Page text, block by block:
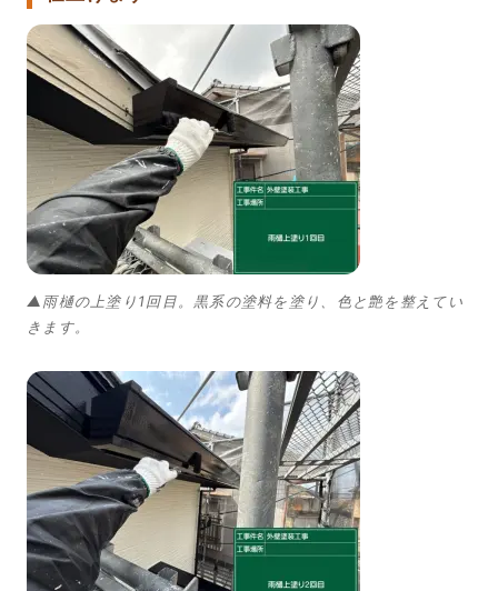
▲雨樋の上塗り1回目。黒系の塗料を塗り、色と艶を整えてい
きます。